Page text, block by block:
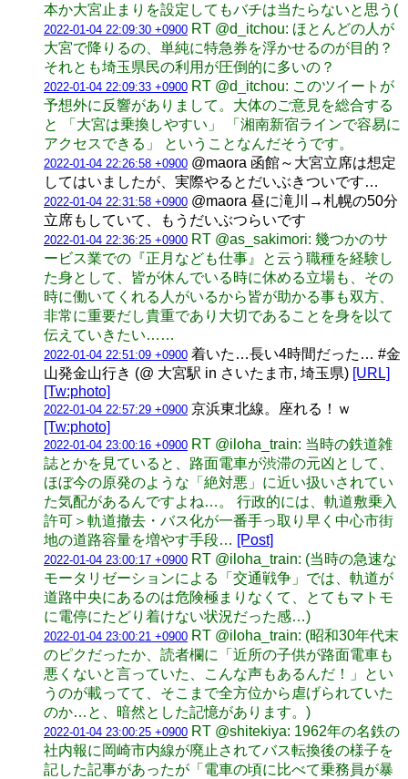
本か大宮止まりを設定してもバチは当たらないと思う(
2022-01-04 22:09:30 +0900 RT @d_itchou: ほとんどの人が
大宮で降りるの、単純に特急券を浮かせるのが目的？
それとも埼玉県民の利用が圧倒的に多いの？
2022-01-04 22:09:33 +0900 RT @d_itchou: このツイートが
予想外に反響がありまして。大体のご意見を総合する
と 「大宮は乗換しやすい」 「湘南新宿ラインで容易に
アクセスできる」 ということなんだそうです。
2022-01-04 22:26:58 +0900 @maora 函館～大宮立席は想定
してはいましたが、実際やるとだいぶきついです…
2022-01-04 22:31:58 +0900 @maora 昼に滝川→札幌の50分
立席もしていて、もうだいぶつらいです
2022-01-04 22:36:25 +0900 RT @as_sakimori: 幾つかのサ
ービス業での『正月なども仕事』と云う職種を経験し
た身として、皆が休んでいる時に休める立場も、その
時に働いてくれる人がいるから皆が助かる事も双方、
非常に重要だし貴重であり大切であることを身を以て
伝えていきたい……
2022-01-04 22:51:09 +0900 着いた…長い4時間だった… #金
山発金山行き (@ 大宮駅 in さいたま市, 埼玉県) [URL]
[Tw:photo]
2022-01-04 22:57:29 +0900 京浜東北線。座れる！ｗ
[Tw:photo]
2022-01-04 23:00:16 +0900 RT @iloha_train: 当時の鉄道雑
誌とかを見ていると、路面電車が渋滞の元凶として、
ほぼ今の原発のような「絶対悪」に近い扱いされてい
た気配があるんですよね…。 行政的には、軌道敷乗入
許可＞軌道撤去・バス化が一番手っ取り早く中心市街
地の道路容量を増やす手段… [Post]
2022-01-04 23:00:17 +0900 RT @iloha_train: (当時の急速な
モータリゼーションによる「交通戦争」では、軌道が
道路中央にあるのは危険極まりなくて、とてもマトモ
に電停にたどり着けない状況だった感…)
2022-01-04 23:00:21 +0900 RT @iloha_train: (昭和30年代末
のピクだったか、読者欄に「近所の子供が路面電車も
悪くないと言っていた、こんな声もあるんだ！」とい
うのが載ってて、そこまで全方位から虐げられていた
のか…と、暗然とした記憶があります。)
2022-01-04 23:00:25 +0900 RT @shitekiya: 1962年の名鉄の
社内報に岡崎市内線が廃止されてバス転換後の様子を
記した記事があったが「電車の頃に比べて乗務員が暴